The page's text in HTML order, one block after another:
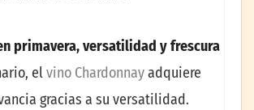
primavera, versatilidad y frescura
elvino Chardonnayadquiere
gracias a su versatilidad.